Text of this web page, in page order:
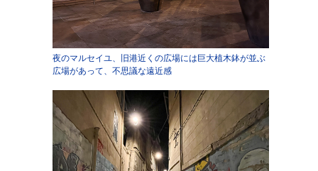
夜のマルセイユ、旧港近くの広場には巨大植木鉢が並ぶ
広場があって、不思議な遠近感